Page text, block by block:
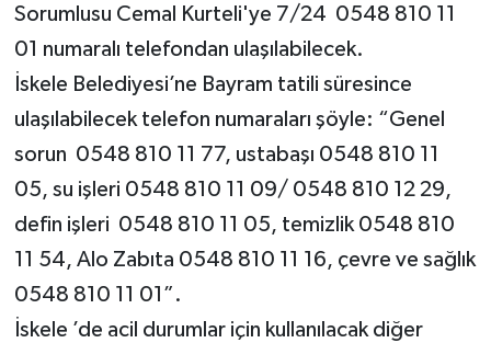
Sorumlusu Cemal Kurteli'ye 7/24 0548 810 11
01 numaralı telefondan ulaşılabilecek.
İskele Belediyesi’ne Bayram tatili süresince
ulaşılabilecek telefon numaraları şöyle: “Genel
sorun 0548 810 11 77, ustabaşı 0548 810 11
05, su işleri 0548 810 11 09/ 0548 810 12 29,
defin işleri 0548 810 11 05, temizlik 0548 810
11 54, Alo Zabıta 0548 810 11 16, çevre ve sağlık
0548 810 11 01”.
İskele ’de acil durumlar için kullanılacak diğer